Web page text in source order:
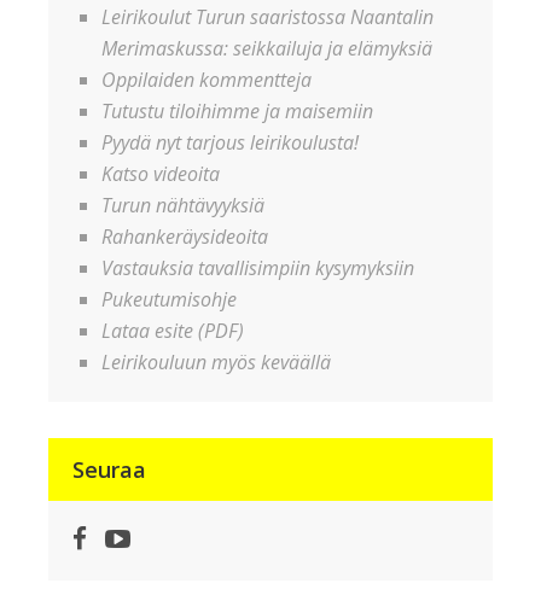
Leirikoulut Turun saaristossa Naantalin
Merimaskussa: seikkailuja ja elämyksiä
Oppilaiden kommentteja
Tutustu tiloihimme ja maisemiin
Pyydä nyt tarjous leirikoulusta!
Katso videoita
Turun nähtävyyksiä
Rahankeräysideoita
Vastauksia tavallisimpiin kysymyksiin
Pukeutumisohje
Lataa esite (PDF)
Leirikouluun myös keväällä
Seuraa
Facebook
YouTube